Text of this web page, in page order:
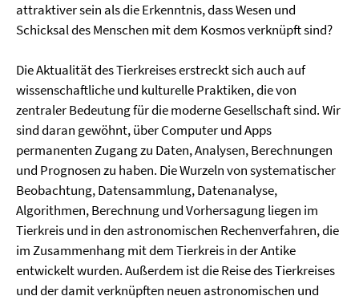
attraktiver sein als die Erkenntnis, dass Wesen und
Schicksal des Menschen mit dem Kosmos verknüpft sind?
Die Aktualität des Tierkreises erstreckt sich auch auf
wissenschaftliche und kulturelle Praktiken, die von
zentraler Bedeutung für die moderne Gesellschaft sind. Wir
sind daran gewöhnt, über Computer und Apps
permanenten Zugang zu Daten, Analysen, Berechnungen
und Prognosen zu haben. Die Wurzeln von systematischer
Beobachtung, Datensammlung, Datenanalyse,
Algorithmen, Berechnung und Vorhersagung liegen im
Tierkreis und in den astronomischen Rechenverfahren, die
im Zusammenhang mit dem Tierkreis in der Antike
entwickelt wurden. Außerdem ist die Reise des Tierkreises
und der damit verknüpften neuen astronomischen und